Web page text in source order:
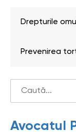
Avocatul
Drepturile
Prevenirea